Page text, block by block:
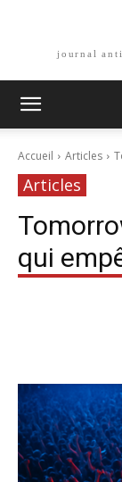
journal
Accueil Articles
Articles
qui